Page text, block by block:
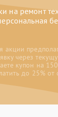
на ремонт
акции
через
купон на
до 25% от